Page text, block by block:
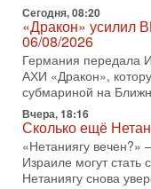
30-07-2026, 17:59
Иран доведет
оценка от
Ситуация вокруг
с каждым днем.
отменил решение о
30-07-2026, 16:54
Покупатель
запретить полеты
Вокруг возможной
разгорается громкий
Сегодня, 08:20
«Дракон»
06/08/2026
Германия передала
АХИ «Дракон»,
субмариной на
Вчера, 18:16
Сколько ещё
«Нетаниягу
Израиле могут
Нетаниягу снова